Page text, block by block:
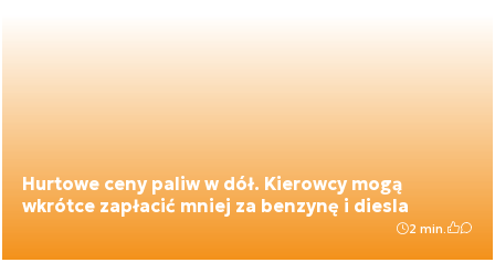
Hurtowe ceny paliw w dół. Kierowcy mogą
wkrótce zapłacić mniej za benzynę i diesla
2 min.